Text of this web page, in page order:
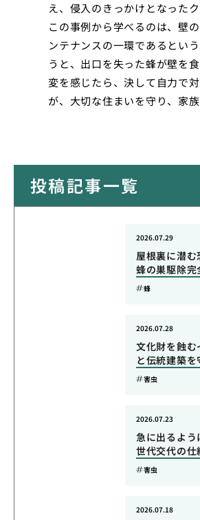
え、侵入のきっかけとなった
この事例から学べるのは、壁
ンテナンスの一環であるとい
うと、出口を失った蜂が壁を
変を感じたら、決して自力で
が、大切な住まいを守り、家
投稿記事一覧
屋根裏に潜む
蜂の巣駆除完
2026.07.29
蜂
文化財を蝕む
と伝統建築を
2026.07.28
害虫
急に出るよう
世代交代の仕
2026.07.23
害虫
2026.07.18